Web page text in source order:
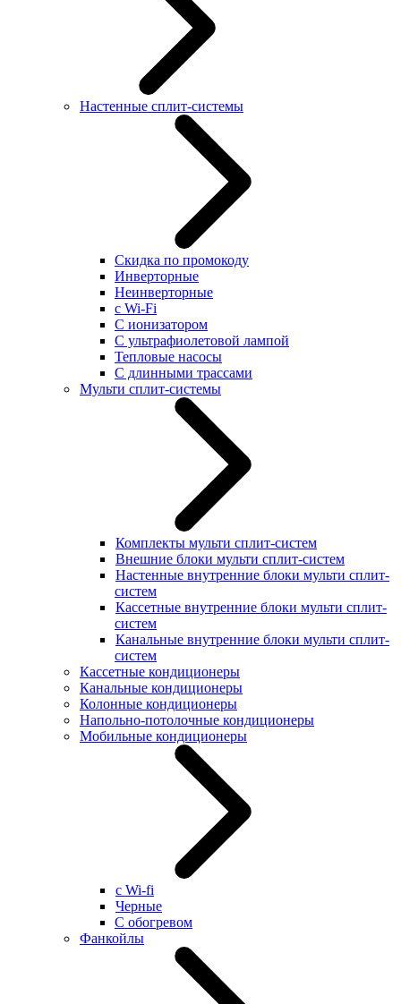
Настенные сплит-системы
Скидка по промокоду
Инверторные
Неинверторные
с Wi-Fi
С ионизатором
С ультрафиолетовой лампой
Тепловые насосы
С длинными трассами
Мульти сплит-системы
Комплекты мульти сплит-систем
Внешние блоки мульти сплит-систем
Настенные внутренние блоки мульти сплит-
систем
Кассетные внутренние блоки мульти сплит-
систем
Канальные внутренние блоки мульти сплит-
систем
Кассетные кондиционеры
Канальные кондиционеры
Колонные кондиционеры
Напольно-потолочные кондиционеры
Мобильные кондиционеры
с Wi-fi
Черные
С обогревом
Фанкойлы